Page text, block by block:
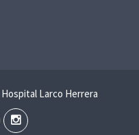
Larco Herrera